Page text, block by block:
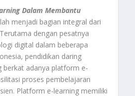
Dalam Membantu
menjadi bagian integral dari
dengan pesatnya
digital dalam beberapa
pendidikan daring
berkat adanya platform e-
proses pembelajaran
Platform e-learning memiliki